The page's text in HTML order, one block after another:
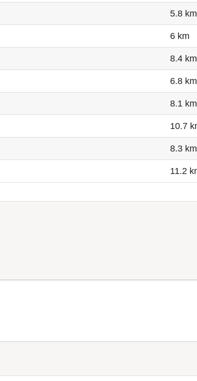
5.8 km
6 km
8.4 km
6.8 km
8.1 km
10.7
8.3 km
11.2